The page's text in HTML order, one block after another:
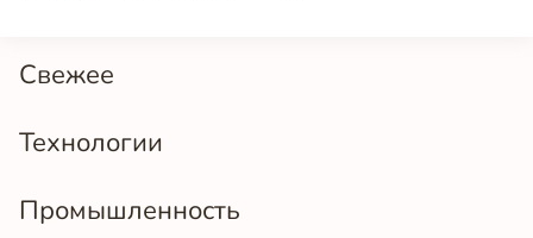
Свежее
Технологии
Промышленность